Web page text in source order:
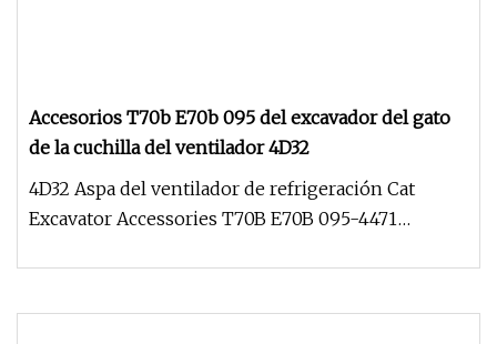
Accesorios T70b E70b 095 del excavador del gato
de la cuchilla del ventilador 4D32
4D32 Aspa del ventilador de refrigeración Cat
Excavator Accessories T70B E70B 095-4471